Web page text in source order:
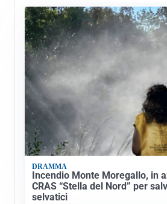
DRAMMA
Incendio Monte Moregallo, in
CRAS “Stella del Nord” per
selvatici